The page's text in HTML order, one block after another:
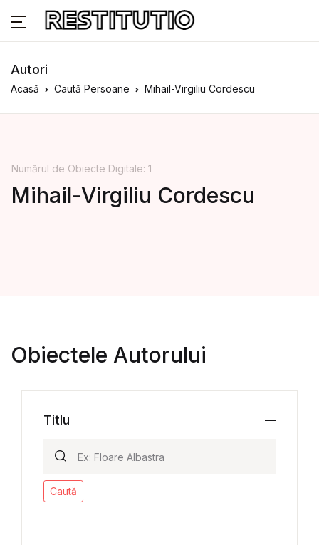
Autori
Acasă Caută Persoane Mihail-Virgiliu Cordescu
Numărul de Obiecte Digitale: 1
Mihail-Virgiliu Cordescu
Obiectele Autorului
Titlu
Caută